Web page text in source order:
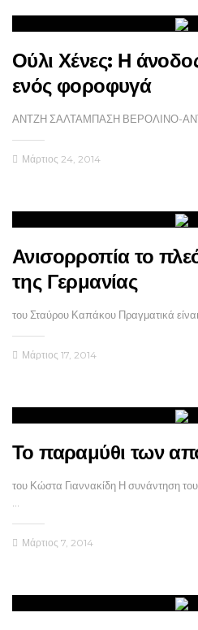
Ούλι Χένες: Η
ενός φοροφυγά
ΑΝΤΖΗ ΣΑΛΤΑΜΠΑΣΗ ΒΕΡΟΛΙΝΟ-
Μάρτιος 24, 2014
Ανισορροπία το
της Γερμανίας
του Σταύρου Καπάκου Πραγματικά είναι
Μάρτιος 17, 2014
Το παραμύθι των
του Κώστα Γιαννακίδη Η συνάντηση
Μάρτιος 7, 2014